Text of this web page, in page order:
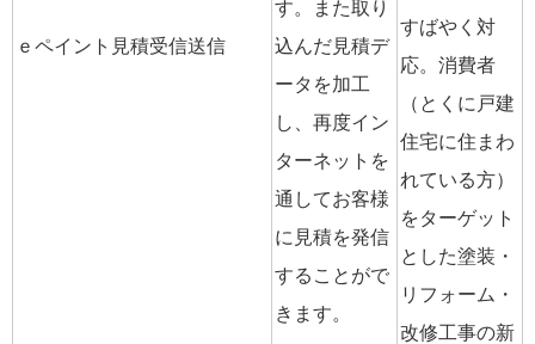
ｅペイント見積受信送信
す。また取り
込んだ見積デ
ータを加工
し、再度イン
ターネットを
通してお客様
に見積を発信
することがで
きます。
すばやく対
応。消費者
（とくに戸建
住宅に住まわ
れている方）
をターゲット
とした塗装・
リフォーム・
改修工事の新